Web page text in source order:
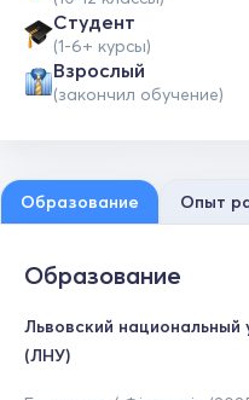
Студент
(1-6+ курсы)
Взрослый
(закончил обучение)
Образование Опыт
Образование
Львовский
(ЛНУ)